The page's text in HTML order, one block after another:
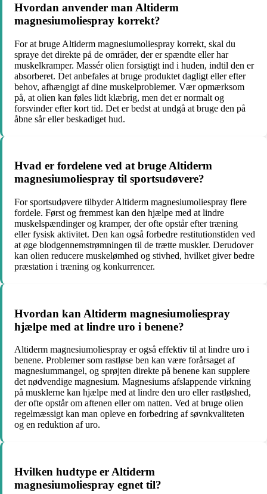
Hvordan anvender man Altiderm
magnesiumoliespray korrekt?
For at bruge Altiderm magnesiumoliespray korrekt, skal du
spraye det direkte på de områder, der er spændte eller har
muskelkramper. Massér olien forsigtigt ind i huden, indtil den er
absorberet. Det anbefales at bruge produktet dagligt eller efter
behov, afhængigt af dine muskelproblemer. Vær opmærksom
på, at olien kan føles lidt klæbrig, men det er normalt og
forsvinder efter kort tid. Det er bedst at undgå at bruge den på
åbne sår eller beskadiget hud.
Hvad er fordelene ved at bruge Altiderm
magnesiumoliespray til sportsudøvere?
For sportsudøvere tilbyder Altiderm magnesiumoliespray flere
fordele. Først og fremmest kan den hjælpe med at lindre
muskelspændinger og kramper, der ofte opstår efter træning
eller fysisk aktivitet. Den kan også forbedre restitutionstiden ved
at øge blodgennemstrømningen til de trætte muskler. Derudover
kan olien reducere muskelømhed og stivhed, hvilket giver bedre
præstation i træning og konkurrencer.
Hvordan kan Altiderm magnesiumoliespray
hjælpe med at lindre uro i benene?
Altiderm magnesiumoliespray er også effektiv til at lindre uro i
benene. Problemer som rastløse ben kan være forårsaget af
magnesiummangel, og sprøjten direkte på benene kan supplere
det nødvendige magnesium. Magnesiums afslappende virkning
på musklerne kan hjælpe med at lindre den uro eller rastløshed,
der ofte opstår om aftenen eller om natten. Ved at bruge olien
regelmæssigt kan man opleve en forbedring af søvnkvaliteten
og en reduktion af uro.
Hvilken hudtype er Altiderm
magnesiumoliespray egnet til?